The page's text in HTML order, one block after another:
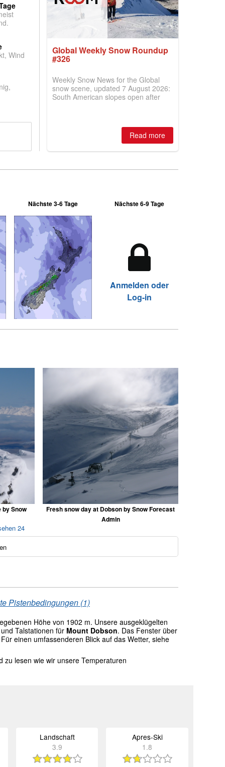
Wind
Global Weekly Snow Roundup
#326
Weekly Snow News for the Global
snow scene, updated 7 August 2026:
South American slopes open after
2026, northern hemisphere down to
two outdoor areas still open.Read more
Nächste 3-6 Tage Nächste 6-9 Tage
Anmelden oder
Log-in
by Snow
Fresh snow day at Dobson by Snow Forecast
Admin
24
Pistenbedingungen (1)
Höhe von 1902 m. Unsere ausgeklügelten
Talstationen für Mount Dobson. Das Fenster über
einen umfassenderen Blick auf das Wetter, siehe
lesen wie wir unsere Temperaturen
Landschaft
3.9
Apres-Ski
1.8